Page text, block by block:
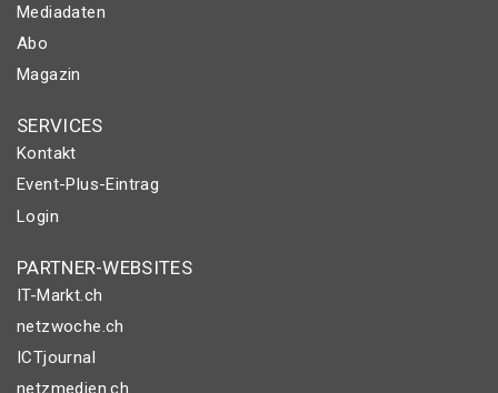
Mediadaten
Abo
Magazin
SERVICES
Kontakt
Event-Plus-Eintrag
Login
PARTNER-WEBSITES
IT-Markt.ch
netzwoche.ch
ICTjournal
netzmedien.ch